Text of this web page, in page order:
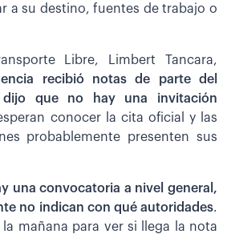
a su destino, fuentes de trabajo o
Libre, Limbert Tancara,
recibió notas de parte del
dijo que no hay una invitación
conocer la cita oficial y las
probablemente presenten sus
una convocatoria a nivel general,
no indican con qué autoridades.
la mañana para ver si llega la nota